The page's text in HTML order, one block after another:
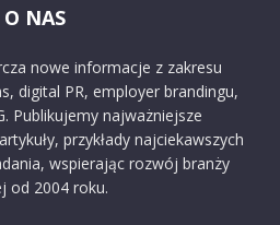
O NAS
nowe informacje z zakresu
digital PR, employer brandingu,
Publikujemy najważniejsze
przykłady najciekawszych
wspierając rozwój branży
od 2004 roku.